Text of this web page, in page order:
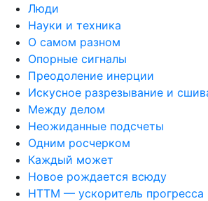
Люди
Науки и техника
О самом разном
Опорные сигналы
Преодоление инерции
Искусное разрезывание и
Между делом
Неожиданные подсчеты
Одним росчерком
Каждый может
Новое рождается всюду
НТТМ — ускоритель прогресса